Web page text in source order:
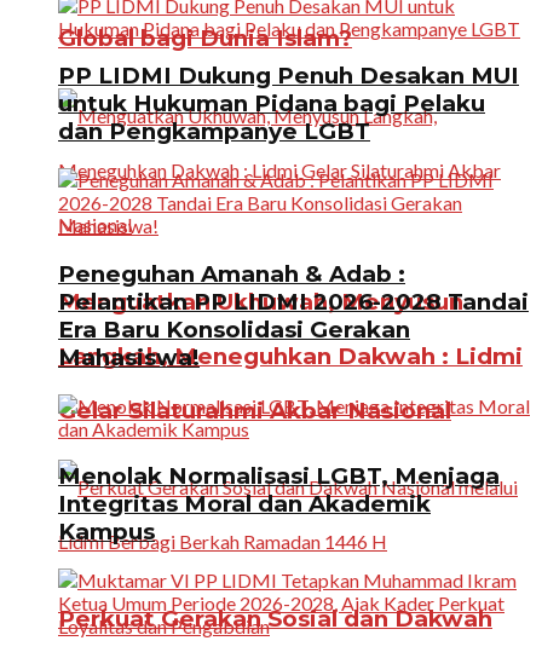
Global bagi Dunia Islam?
Menguatkan Ukhuwah, Menyusun
Langkah, Meneguhkan Dakwah : Lidmi
Gelar Silaturahmi Akbar Nasional
Perkuat Gerakan Sosial dan Dakwah
PP LIDMI Dukung Penuh Desakan MUI
untuk Hukuman Pidana bagi Pelaku
dan Pengkampanye LGBT
Peneguhan Amanah & Adab :
Pelantikan PP LIDMI 2026-2028 Tandai
Era Baru Konsolidasi Gerakan
Mahasiswa!
Menolak Normalisasi LGBT, Menjaga
Integritas Moral dan Akademik
Kampus